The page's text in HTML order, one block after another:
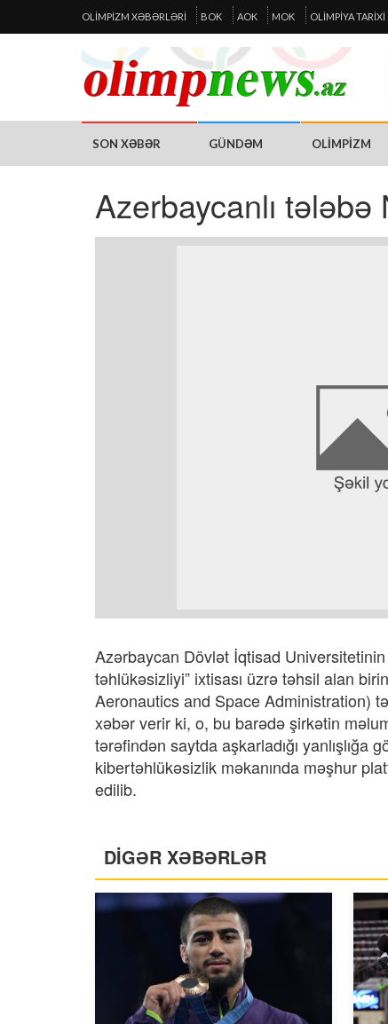
OLIMPIZM XƏBƏRLƏRI BOK AOK MOK OLIMPIYA TARIXI
SON XƏBƏR GÜNDƏM OLIMPIZM
Azerbaycanlı tələbə
Azərbaycan Dövlət İqtisad
təhlükəsizliyi” ixtisası üzrə təhsil alan
Aeronautics and Space Administration)
xəbər verir ki, o, bu barədə şirkətin
tərəfindən saytda aşkarladığı
kibertəhlükəsizlik məkanında məşhur
edilib.
DİGƏR XƏBƏRLƏR